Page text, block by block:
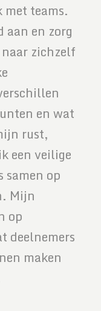
met teams.
en zorg
zichzelf
en wat
rust,
een veilige
samen op
Mijn
op
deelnemers
maken